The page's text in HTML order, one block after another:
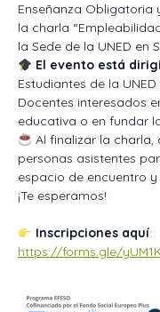
Enseñanza Obligatoria
la charla
la Sede de la UNED en
El evento está
Estudiantes de la
Docentes interesados
educativa o en fundar
Al finalizar la
personas asistentes
espacio de encuentro
¡Te esperamos!
Inscripciones aquí:
https://forms.gle/